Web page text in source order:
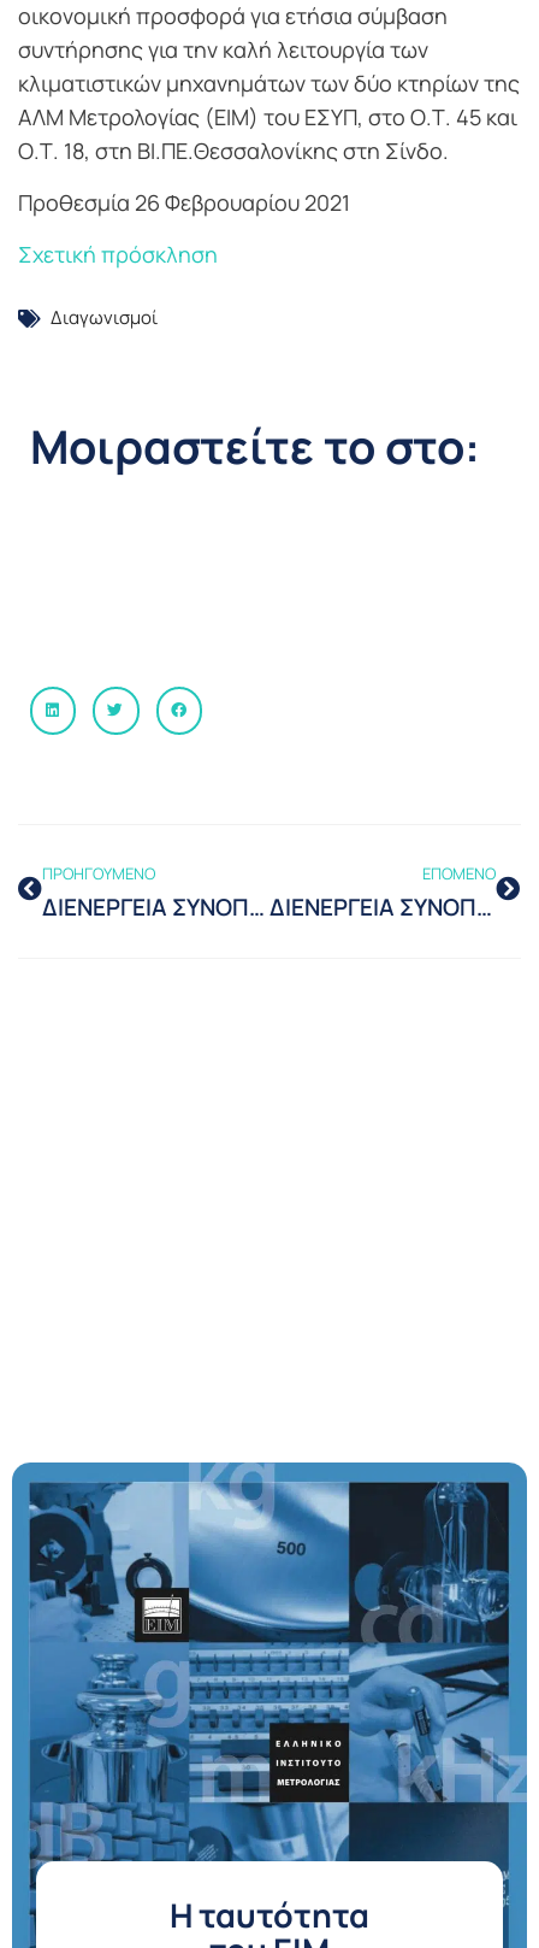
οικονομική προσφορά για ετήσια σύμβαση
συντήρησης για την καλή λειτουργία των
κλιματιστικών μηχανημάτων των δύο κτηρίων της
ΑΛΜ Μετρολογίας (ΕΙΜ) του ΕΣΥΠ, στο Ο.Τ. 45 και
Ο.Τ. 18, στη ΒΙ.ΠΕ.Θεσσαλονίκης στη Σίνδο.
Προθεσμία 26 Φεβρουαρίου 2021
Σχετική πρόσκληση
Διαγωνισμοί
Μοιραστείτε το στο:
ΠΡΟΗΓΟΥΜΕΝΟ
ΔΙΕΝΕΡΓΕΙΑ ΣΥΝΟΠΤΙΚΟΥ ΔΙΑΓΩΝΙΣΜΟΥ ΓΙΑ ΤΗΝ ΠΡΟΜΗΘΕΙΑ ΕΝΟΣ «Ολοκληρωμένου Κυκλώματος Josephson 10V»
ΕΠΟΜΕΝΟ
ΔΙΕΝΕΡΓΕΙΑ ΣΥΝΟΠΤΙΚΟΥ ΔΙΑΓΩΝΙΣΜΟΥ (04/2021/ΕΙΜ-ΕΣΥΠ) ΓΙΑ ΤΗΝ ΠΡΟΜΗΘΕΙΑ ΕΝΟΣ «Ολοκληρωμένου Κυκλώματος Josephson 10V» (ΕΠΑΝΑΛΗΨΗ)
H ταυτότητα